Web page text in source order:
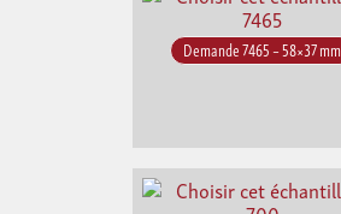
Demande 7465 – 58×37 mm